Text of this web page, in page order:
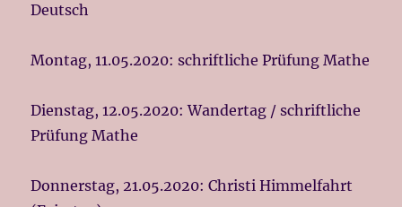
Deutsch
Montag, 11.05.2020: schriftliche Prüfung Mathe
Dienstag, 12.05.2020: Wandertag / schriftliche
Prüfung Mathe
Donnerstag, 21.05.2020: Christi Himmelfahrt